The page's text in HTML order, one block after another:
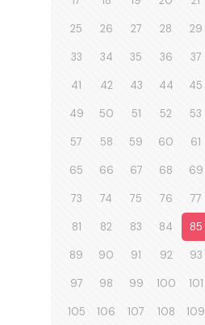
25 26 27 28 29
33 34 35 36 37
41 42 43 44 45
49 50 51 52 53
57 58 59 60 61
65 66 67 68 69
73 74 75 76 77
81 82 83 84 85
89 90 91 92 93
97 98 99 100 101
105 106 107 108 109